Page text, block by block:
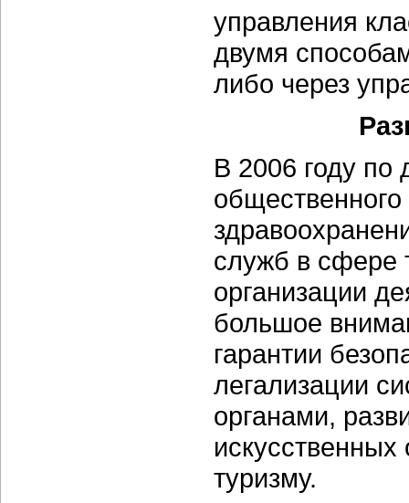
управления
двумя
либо через
В 2006 году
служб в сфере
организации
большое
гарантии
легализации
органами,
туризму.